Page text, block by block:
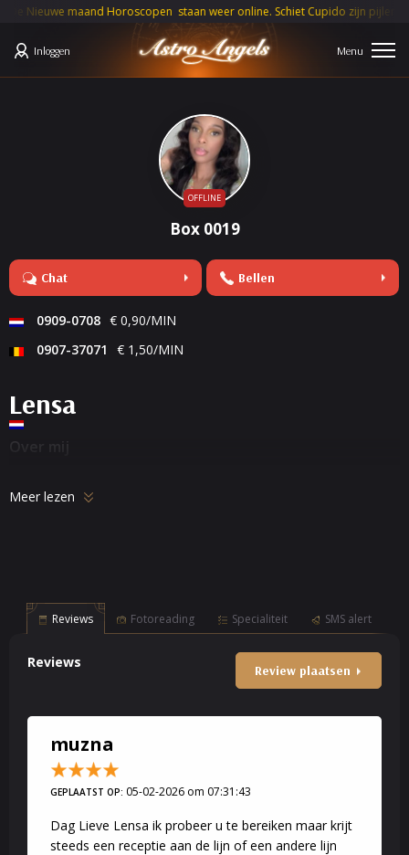
Nieuwe maand Horoscopen staan weer online. Schiet Cupido zijn pijlen
Inloggen
OFFLINE
Box 0019
Chat Bellen
0909-0708 € 0,90/MIN
0907-37071
€ 1,50/MIN
Lensa
Over mij
Meer lezen
Reviews Fotoreading Specialiteit SMS alert
Reviews Review plaatsen
muzna
GEPLAATST OP: 05-02-2026 om 07:31:43
Dag Lieve Lensa ik probeer u te bereiken maar krijt
steeds een receptie aan de lijn of een andere lijn